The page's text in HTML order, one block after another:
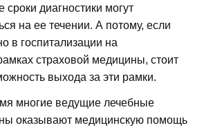
диагностики могут
на ее течении. А потому, если
в госпитализации на
страховой медицины, стоит
выхода за эти рамки.
многие ведущие лечебные
оказывают медицинскую помощь